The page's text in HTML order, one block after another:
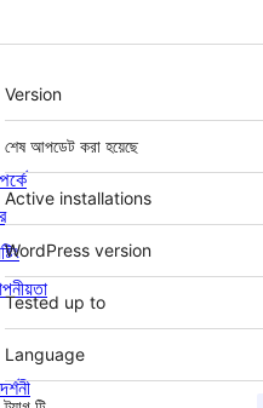
মেটা
Version
শেষ আপডেট করা হয়েছে
Active installations
WordPress version
Tested up to
Language